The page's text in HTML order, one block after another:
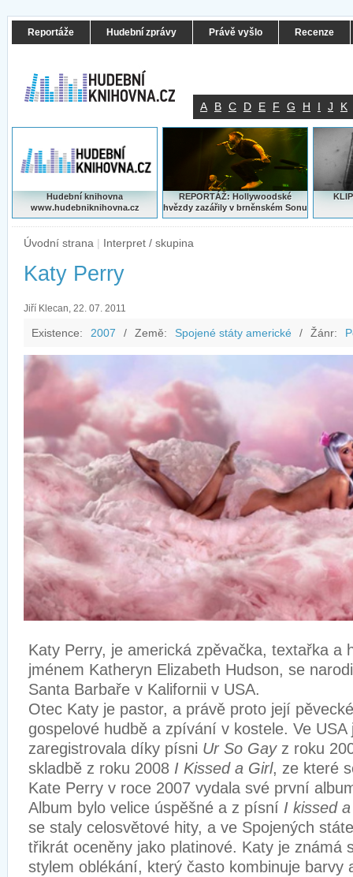
Reportáže Hudební zprávy Právě vyšlo Recenze
A B C D E F G H I J K
Hudební knihovna
www.hudebniknihovna.cz
REPORTÁŽ: Hollywoodské
hvězdy zazářily v brněnském Sonu
Úvodní strana | Interpret / skupina
Katy Perry
Jiří Klecan, 22. 07. 2011
Existence: 2007 / Země: Spojené státy americké / Žánr:
Katy Perry, je americká zpěvačka, textařka a
jménem Katheryn Elizabeth Hudson, se
Santa Barbaře v Kalifornii v USA.
Otec Katy je pastor, a právě proto její
gospelové hudbě a zpívání v kostele. Ve USA
zaregistrovala díky písni Ur So Gayz roku
skladbě z roku 2008 I Kissed a Girl, ze které
Kate Perry v roce 2007 vydala své první
Album bylo velice úspěšné a z písní I kissed
se staly celosvětové hity, a ve Spojených
třikrát oceněny jako platinové. Katy je známá
stylem oblékání, který často kombinuje barvy